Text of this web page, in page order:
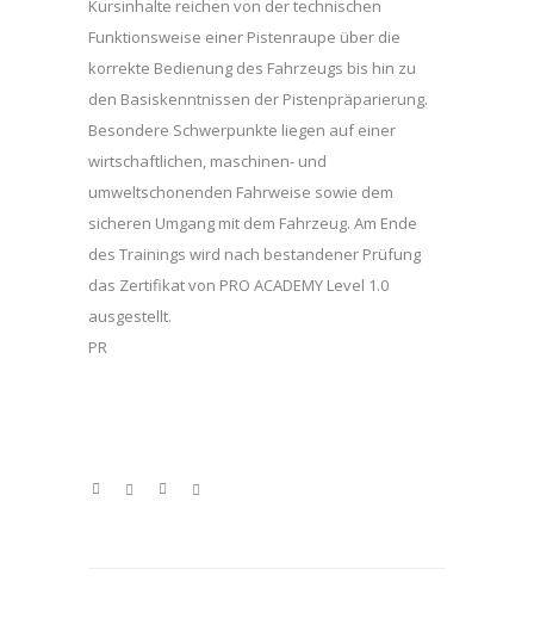
Kursinhalte reichen von der technischen
Funktionsweise einer Pistenraupe über die
korrekte Bedienung des Fahrzeugs bis hin zu
den Basiskenntnissen der Pistenpräparierung.
Besondere Schwerpunkte liegen auf einer
wirtschaftlichen, maschinen- und
umweltschonenden Fahrweise sowie dem
sicheren Umgang mit dem Fahrzeug. Am Ende
des Trainings wird nach bestandener Prüfung
das Zertifikat von PRO ACADEMY Level 1.0
ausgestellt.
PR